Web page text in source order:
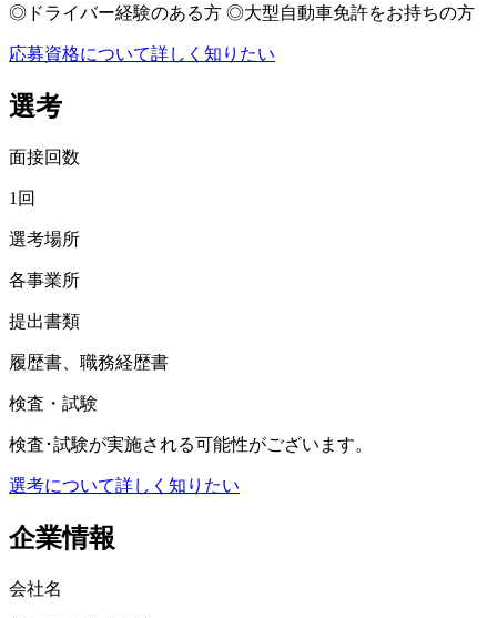
◎ドライバー経験のある方 ◎大型自動車免許をお持ちの方
応募資格について詳しく知りたい
選考
面接回数
1回
選考場所
各事業所
提出書類
履歴書、職務経歴書
検査・試験
検査･試験が実施される可能性がございます。
選考について詳しく知りたい
企業情報
会社名